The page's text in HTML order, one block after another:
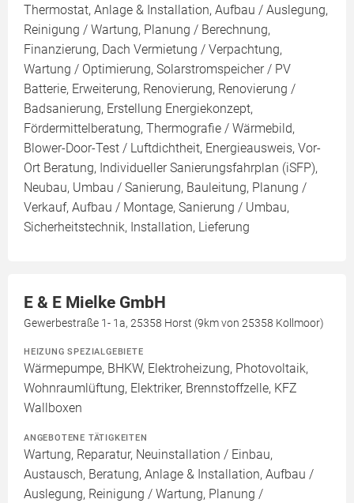
Thermostat, Anlage & Installation, Aufbau / Auslegung,
Reinigung / Wartung, Planung / Berechnung,
Finanzierung, Dach Vermietung / Verpachtung,
Wartung / Optimierung, Solarstromspeicher / PV
Batterie, Erweiterung, Renovierung, Renovierung /
Badsanierung, Erstellung Energiekonzept,
Fördermittelberatung, Thermografie / Wärmebild,
Blower-Door-Test / Luftdichtheit, Energieausweis, Vor-
Ort Beratung, Individueller Sanierungsfahrplan (iSFP),
Neubau, Umbau / Sanierung, Bauleitung, Planung /
Verkauf, Aufbau / Montage, Sanierung / Umbau,
Sicherheitstechnik, Installation, Lieferung
E & E Mielke GmbH
Gewerbestraße 1- 1a, 25358 Horst (9km von 25358 Kollmoor)
HEIZUNG SPEZIALGEBIETE
Wärmepumpe, BHKW, Elektroheizung, Photovoltaik,
Wohnraumlüftung, Elektriker, Brennstoffzelle, KFZ
Wallboxen
ANGEBOTENE TÄTIGKEITEN
Wartung, Reparatur, Neuinstallation / Einbau,
Austausch, Beratung, Anlage & Installation, Aufbau /
Auslegung, Reinigung / Wartung, Planung /